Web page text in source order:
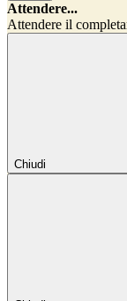
Attendere...
Attendere il
Chiudi